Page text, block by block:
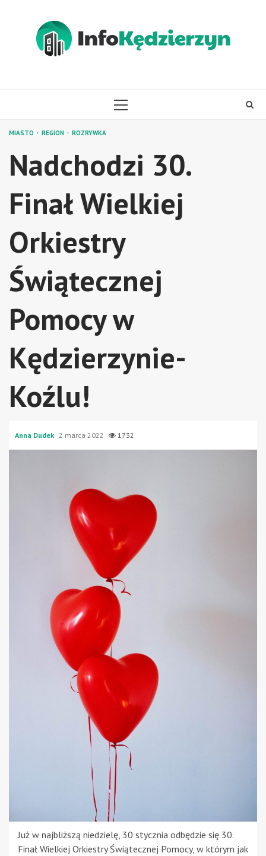
PRIMARY
MIASTO REGION ROZRYWKA
Nadchodzi 30.
Finał Wielkiej
Orkiestry
Świątecznej
Pomocy w
Kędzierzynie-
Koźlu!
Anna Dudek 2 marca 2022 1732
Już w najbliższą niedzielę, 30 stycznia odbędzie się 30.
Finał Wielkiej Orkiestry Świątecznej Pomocy, w którym jak